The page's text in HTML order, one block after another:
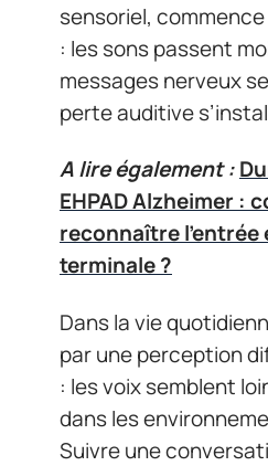
sensoriel,
: les sons passent
messages nerveux
perte auditive
A lire également :
EHPAD Alzheimer :
reconnaître l'entrée
terminale ?
Dans la vie
par une perception
: les voix semblent
dans les
Suivre une